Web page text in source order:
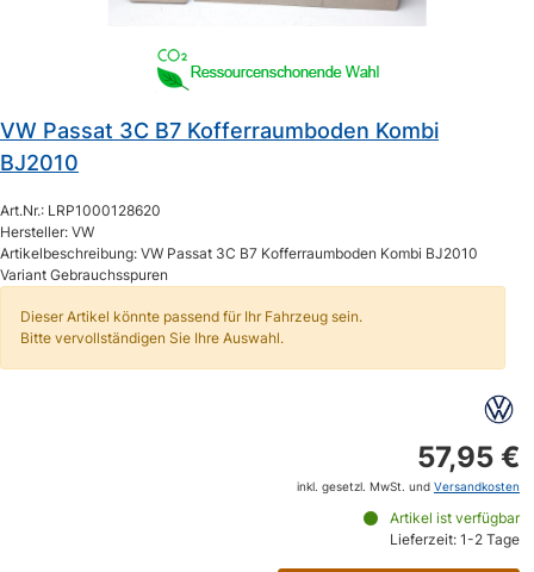
VW Passat 3C B7 Kofferraumboden Kombi
BJ2010
Art.Nr.: LRP1000128620
Hersteller: VW
Artikelbeschreibung: VW Passat 3C B7 Kofferraumboden Kombi BJ2010
Variant Gebrauchsspuren
Dieser Artikel könnte passend für Ihr Fahrzeug sein.
Bitte vervollständigen Sie Ihre Auswahl.
57,95 €
inkl. gesetzl. MwSt. und Versandkosten
Artikel ist verfügbar
Lieferzeit: 1-2 Tage